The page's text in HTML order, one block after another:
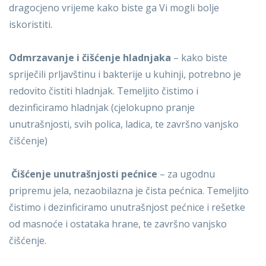
dragocjeno vrijeme kako biste ga Vi mogli bolje
iskoristiti.
Odmrzavanje i čišćenje hladnjaka – kako biste
spriječili prljavštinu i bakterije u kuhinji, potrebno je
redovito čistiti hladnjak. Temeljito čistimo i
dezinficiramo hladnjak (cjelokupno pranje
unutrašnjosti, svih polica, ladica, te završno vanjsko
čišćenje)
Čišćenje unutrašnjosti pećnice – za ugodnu
pripremu jela, nezaobilazna je čista pećnica. Temeljito
čistimo i dezinficiramo unutrašnjost pećnice i rešetke
od masnoće i ostataka hrane, te završno vanjsko
čišćenje.